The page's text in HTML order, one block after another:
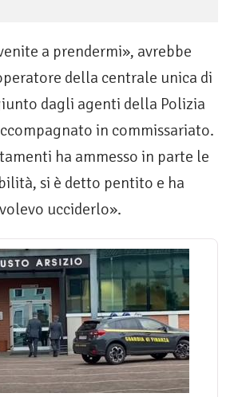
a prendermi», avrebbe
della centrale unica di
dagli agenti della Polizia
in commissariato.
ha ammesso in parte le
si è detto pentito e ha
ucciderlo».